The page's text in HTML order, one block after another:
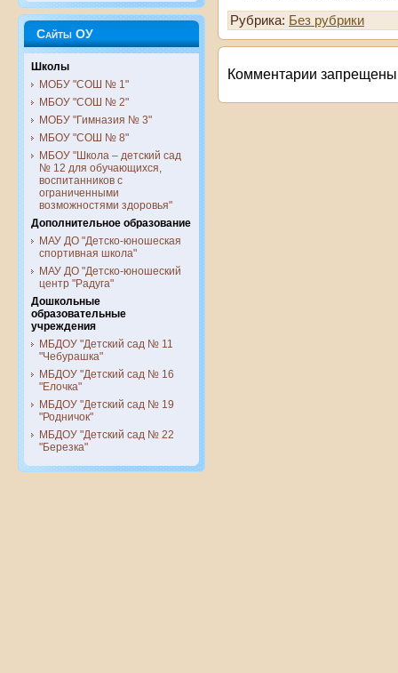
Сайты ОУ
Школы
МОБУ "СОШ № 1"
МБОУ "СОШ № 2"
МОБУ "Гимназия № 3"
МБОУ "СОШ № 8"
МБОУ "Школа – детский сад
№ 12 для обучающихся,
воспитанников с
ограниченными
возможностями здоровья"
Дополнительное образование
МАУ ДО "Детско-юношеская
спортивная школа"
МАУ ДО "Детско-юношеский
центр "Радуга"
Дошкольные
образовательные
учреждения
МБДОУ "Детский сад № 11
"Чебурашка"
МБДОУ "Детский сад № 16
"Елочка"
МБДОУ "Детский сад № 19
"Родничок"
МБДОУ "Детский сад № 22
"Березка"
Рубрика: Без рубрики
Комментарии